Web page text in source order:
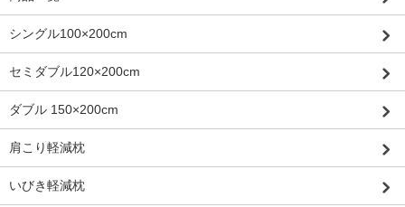
シングル100×200cm
セミダブル120×200cm
ダブル 150×200cm
肩こり軽減枕
いびき軽減枕